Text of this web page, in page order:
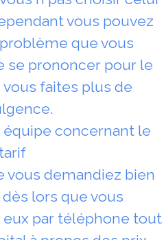
vous pouvez
que vous
se prononcer pour le
faites plus de
concernant le
tarif
vous demandiez bien
lors que vous
par téléphone tout